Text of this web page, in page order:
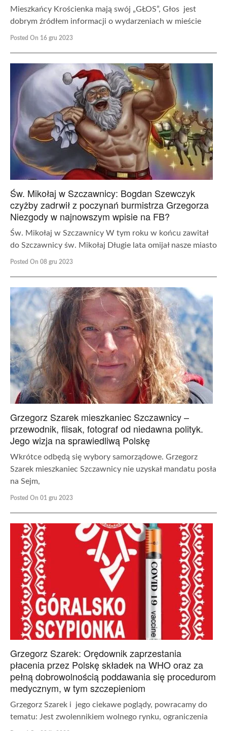
Mieszkańcy Krościenka mają swój „GŁOS”, Głos jest
dobrym źródłem informacji o wydarzeniach w mieście
Posted On 16 gru 2023
Św. Mikołaj w Szczawnicy: Bogdan Szewczyk
czyżby zadrwił z poczynań burmistrza Grzegorza
Niezgody w najnowszym wpisie na FB?
Św. Mikołaj w Szczawnicy W tym roku w końcu zawitał
do Szczawnicy św. Mikołaj Długie lata omijał nasze miasto
Posted On 08 gru 2023
Grzegorz Szarek mieszkaniec Szczawnicy –
przewodnik, flisak, fotograf od niedawna polityk.
Jego wizja na sprawiedliwą Polskę
Wkrótce odbędą się wybory samorządowe. Grzegorz
Szarek mieszkaniec Szczawnicy nie uzyskał mandatu posła
na Sejm,
Posted On 01 gru 2023
Grzegorz Szarek: Orędownik zaprzestania
płacenia przez Polskę składek na WHO oraz za
pełną dobrowolnością poddawania się procedurom
medycznym, w tym szczepieniom
Grzegorz Szarek i jego ciekawe poglądy, powracamy do
tematu: Jest zwolennikiem wolnego rynku, ograniczenia